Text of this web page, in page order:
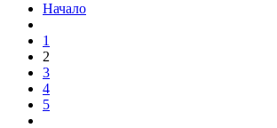
Начало
1
2
3
4
5